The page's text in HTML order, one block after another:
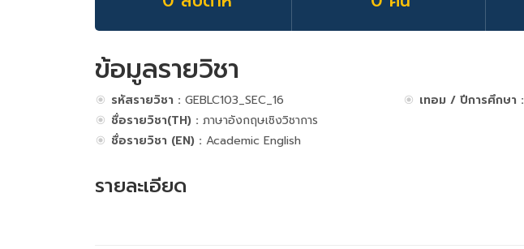
ข้อมูลรายวิชา
รหัสรายวิชา : GEBLC103_SEC_16
ชื่อรายวิชา(TH) : ภาษาอังกฤษเชิงวิชาการ
ชื่อรายวิชา (EN) : Academic English
เทอม / ปีการศึกษา :
รายละเอียด